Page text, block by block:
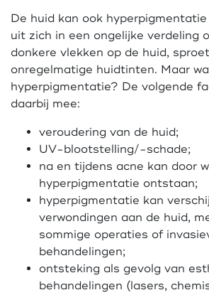
De huid kan ook
uit zich in een ongelijke verdeling
donkere vlekken op de huid,
onregelmatige huidtinten. Maar
hyperpigmentatie? De volgende
daarbij mee:
veroudering van de huid;
UV-blootstelling/-schade;
na en tijdens acne kan door
hyperpigmentatie ontstaan;
hyperpigmentatie kan
verwondingen aan de huid,
sommige operaties of
behandelingen;
ontsteking als gevolg van
behandelingen (lasers,